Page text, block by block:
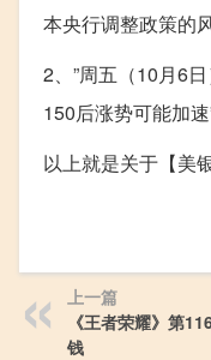
本央行调整政策的
2、”周五（10月6
150后涨势可能加速”
以上就是关于【美
上一篇
《王者荣耀》第
钱